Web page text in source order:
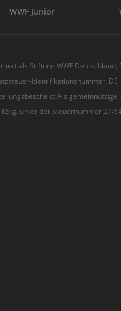
WWF Junior
als Stiftung WWF
Identifikationsnummer: DE
Als
KStg. unter der Steuernummer 27/